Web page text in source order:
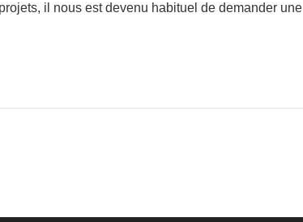
il nous est devenu habituel de demander une